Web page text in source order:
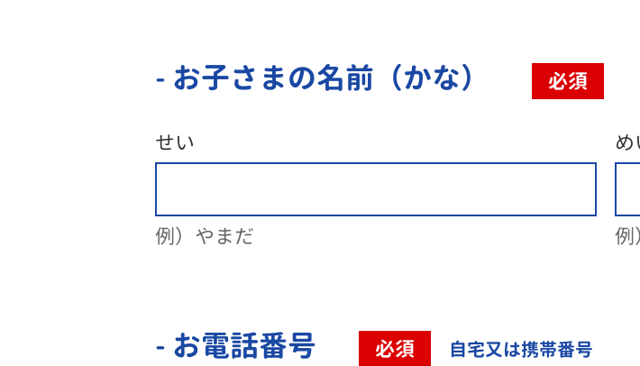
- お子さまの名前（かな） 必須
せい
例）やまだ
め
例
- お電話番号 必須 自宅又は携帯番号